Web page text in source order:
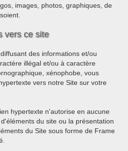
images, photos, graphiques, de
vers ce site
des informations et/ou
illégal et/ou à caractère
xénophobe, vous
vers notre Site sur votre
hypertexte n'autorise en aucune
du site ou la présentation
du Site sous forme de Frame